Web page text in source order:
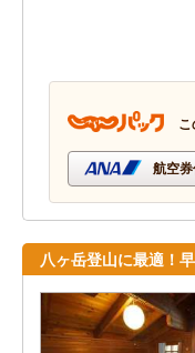
航空
八ヶ岳登山に最適！